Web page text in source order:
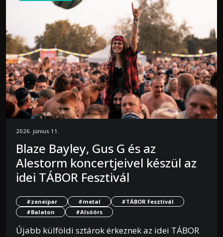
2026. június 11.
Blaze Bayley, Gus G és az
Alestorm koncertjeivel készül az
idei TÁBOR Fesztivál
#zeneipar #metal
#TÁBOR Fesztivál
#Balaton
#Alsóörs
Újabb külföldi sztárok érkeznek az idei TÁBOR